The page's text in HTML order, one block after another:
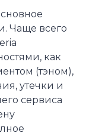
Чаще всего
как
(тэном),
утечки и
сервиса